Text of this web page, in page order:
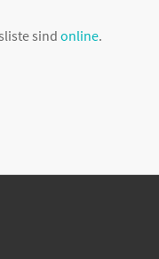
sind online.